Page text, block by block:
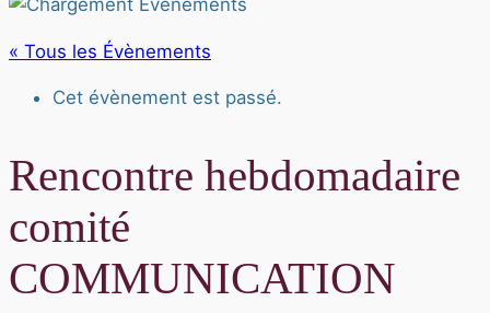
« Tous les Évènements
Cet évènement est passé.
Rencontre hebdomadaire
comité
COMMUNICATION